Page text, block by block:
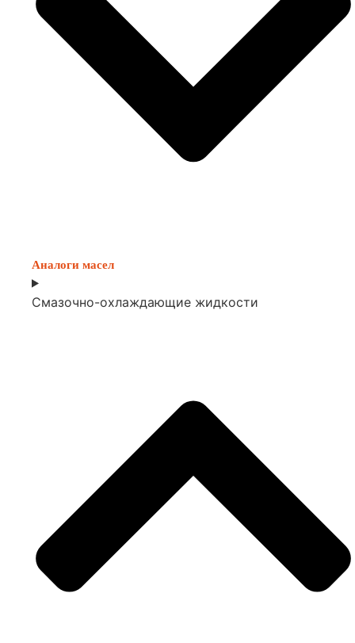
Аналоги масел
Смазочно-охлаждающие жидкости